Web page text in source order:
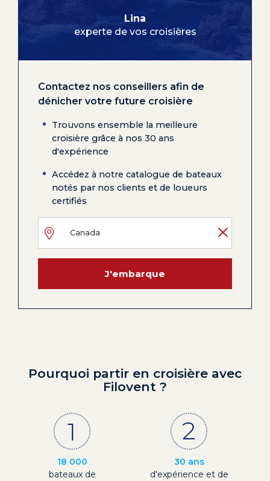
Lina
experte de vos croisières
Contactez nos conseillers afin de
dénicher votre future croisière
Trouvons ensemble la meilleure
croisière grâce à nos 30 ans
d'expérience
Accédez à notre catalogue de bateaux
notés par nos clients et de loueurs
certifiés
J'embarque
Pourquoi partir en croisière avec
Filovent ?
18 000
bateaux de
30 ans
d'expérience et de